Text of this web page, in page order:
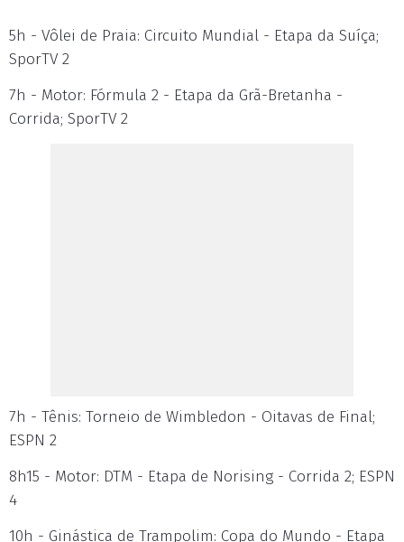
5h - Vôlei de Praia: Circuito Mundial - Etapa da Suíça;
SporTV 2
7h - Motor: Fórmula 2 - Etapa da Grã-Bretanha -
Corrida; SporTV 2
7h - Tênis: Torneio de Wimbledon - Oitavas de Final;
ESPN 2
8h15 - Motor: DTM - Etapa de Norising - Corrida 2; ESPN
4
10h - Ginástica de Trampolim: Copa do Mundo - Etapa